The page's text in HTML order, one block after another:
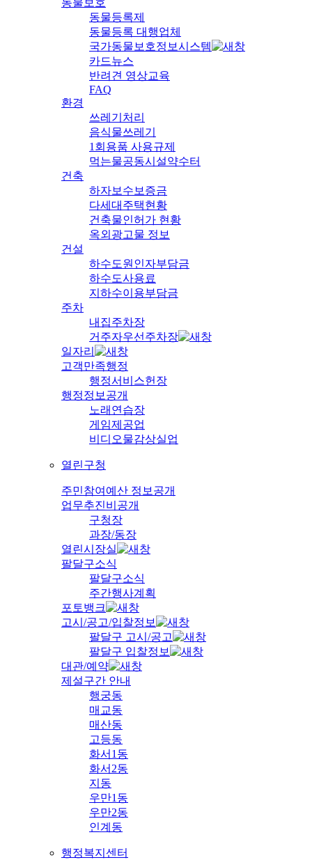
동물등록제
동물등록 대행업체
국가동물보호정보시스템
카드뉴스
반려견 영상교육
FAQ
환경
쓰레기처리
음식물쓰레기
1회용품 사용규제
먹는물공동시설약수터
건축
하자보수보증금
다세대주택현황
건축물인허가 현황
옥외광고물 정보
건설
하수도원인자부담금
하수도사용료
지하수이용부담금
주차
내집주차장
거주자우선주차장
일자리
고객만족행정
행정서비스헌장
행정정보공개
노래연습장
게임제공업
비디오물감상실업
열린구청
주민참여예산 정보공개
업무추진비공개
구청장
과장/동장
열린시장실
팔달구소식
팔달구소식
주간행사계획
포토뱅크
고시/공고/입찰정보
팔달구 고시/공고
팔달구 입찰정보
대관/예약
제설구간 안내
행궁동
매교동
매산동
고등동
화서1동
화서2동
지동
우만1동
우만2동
인계동
행정복지센터